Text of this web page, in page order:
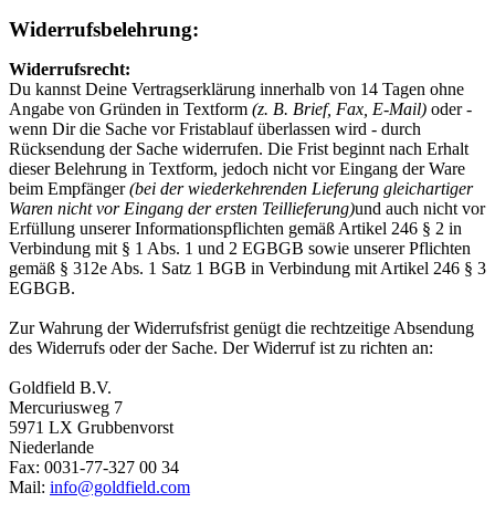
Widerrufsbelehrung:
Widerrufsrecht:
Du kannst Deine Vertragserklärung innerhalb von 14 Tagen ohne
Angabe von Gründen in Textform (z. B. Brief, Fax, E-Mail) oder -
wenn Dir die Sache vor Fristablauf überlassen wird - durch
Rücksendung der Sache widerrufen. Die Frist beginnt nach Erhalt
dieser Belehrung in Textform, jedoch nicht vor Eingang der Ware
beim Empfänger(bei der wiederkehrenden Lieferung gleichartiger
Waren nicht vor Eingang der ersten Teillieferung)und auch nicht vor
Erfüllung unserer Informationspflichten gemäß Artikel 246 § 2 in
Verbindung mit § 1 Abs. 1 und 2 EGBGB sowie unserer Pflichten
gemäß § 312e Abs. 1 Satz 1 BGB in Verbindung mit Artikel 246 § 3
EGBGB.
Zur Wahrung der Widerrufsfrist genügt die rechtzeitige Absendung
des Widerrufs oder der Sache. Der Widerruf ist zu richten an:
Goldfield B.V.
Mercuriusweg 7
5971 LX Grubbenvorst
Niederlande
Fax: 0031-77-327 00 34
Mail: info@goldfield.com